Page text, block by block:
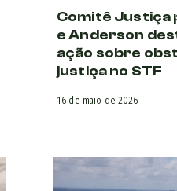
Comitê Justiça
e Anderson
ação sobre
justiça no STF
16 de maio de 2026